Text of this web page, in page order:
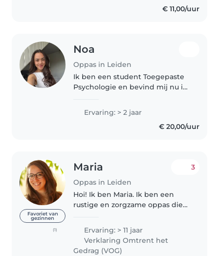
€ 11,00/uur
Noa
Oppas in Leiden
Ik ben een student Toegepaste
Psychologie en bevind mij nu in
ervaring in het oppassen, zo pas
ik regelmatig op bij een kindje
van zes jaar oud en ook..
Ervaring: > 2 jaar
€ 20,00/uur
Favoriet van
gezinnen
(1)
Maria
Oppas in Leiden
3
Hoi! Ik ben Maria. Ik ben een
rustige en zorgzame oppas die
kinderen zich veilig en op hun
gemak voelen. In mijn dagelijks
werk ben ik coach en docent,
Ervaring: > 11 jaar
Verklaring Omtrent het
Gedrag (VOG)